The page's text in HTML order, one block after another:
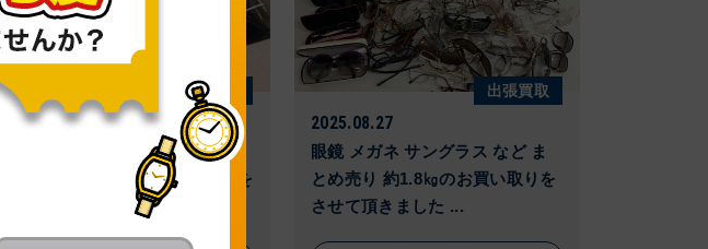
出張買取
2025.08.27
眼鏡 サングラス フレーム 大量
いろいろまとめてのお買い取りを
させて頂きました。
出張買取
2025.08.27
眼鏡 メガネ サングラス など ま
とめ売り 約1.8㎏のお買い取りを
させて頂きました ...